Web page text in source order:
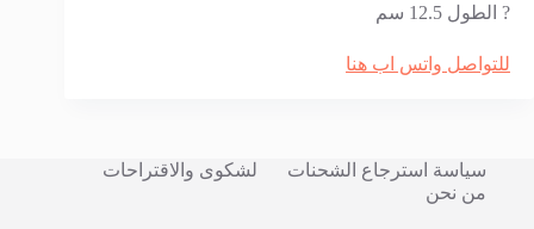
? الطول 12.5 سم
للتواصل واتس اب هنا
سياسة استرجاع الشحنات
لشكوى والاقتراحات
من نحن